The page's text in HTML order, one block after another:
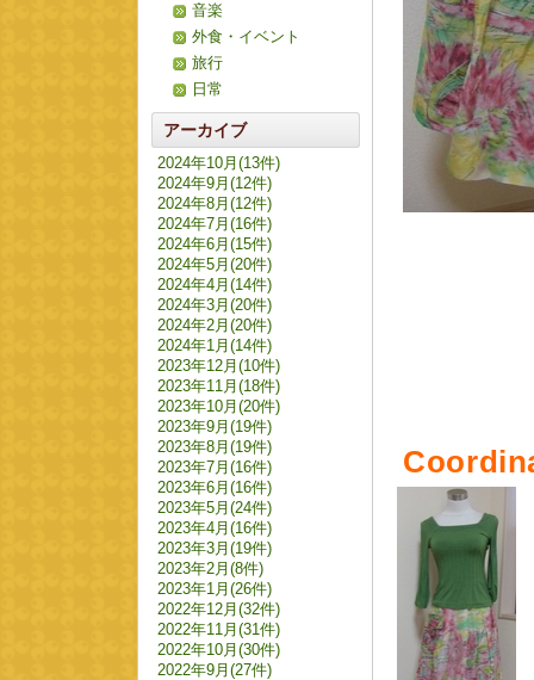
音楽
外食・イベント
旅行
日常
アーカイブ
2024年10月(13件)
2024年9月(12件)
2024年8月(12件)
2024年7月(16件)
2024年6月(15件)
2024年5月(20件)
2024年4月(14件)
2024年3月(20件)
2024年2月(20件)
2024年1月(14件)
2023年12月(10件)
2023年11月(18件)
2023年10月(20件)
2023年9月(19件)
2023年8月(19件)
2023年7月(16件)
2023年6月(16件)
2023年5月(24件)
2023年4月(16件)
2023年3月(19件)
2023年2月(8件)
2023年1月(26件)
2022年12月(32件)
2022年11月(31件)
2022年10月(30件)
2022年9月(27件)